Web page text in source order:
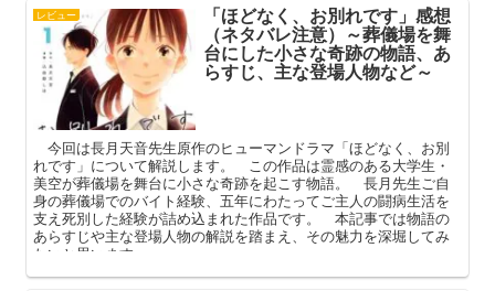
レビュー 「ほどなく、お別れです」感想
（ネタバレ注意）～葬儀場を舞
台にした小さな奇跡の物語、あ
らすじ、主な登場人物など～
今回は長月天音先生原作のヒューマンドラマ「ほどなく、お別
れです」について解説します。 この作品は霊感のある大学生・
美空が葬儀場を舞台に小さな奇跡を起こす物語。 長月先生ご自
身の葬儀場でのバイト経験、五年にわたってご主人の闘病生活を
支え死別した経験が詰め込まれた作品です。 本記事では物語の
あらすじや主な登場人物の解説を踏まえ、その魅力を深堀してみ
たいと思います。